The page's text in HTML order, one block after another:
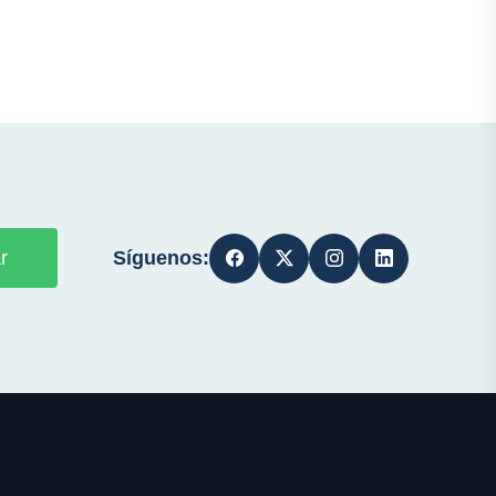
Síguenos: